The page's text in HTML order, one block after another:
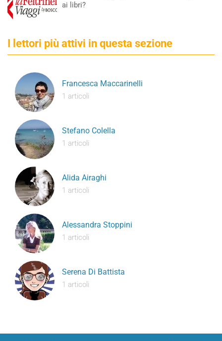
ai libri?
I lettori più attivi in questa sezione
Francesca Maccarinelli
1 articoli
Stefano Colella
1 articoli
Alida Airaghi
1 articoli
Alessandra Stoppini
1 articoli
Serena Di Battista
1 articoli